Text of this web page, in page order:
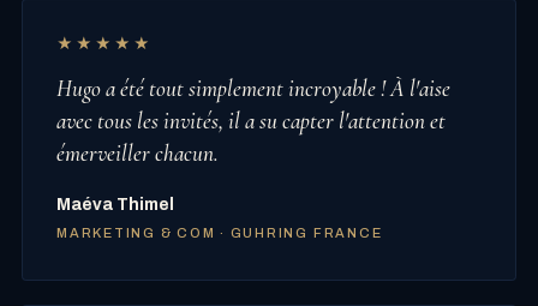
★★★★★
Hugo a été tout simplement incroyable ! À l'aise
avec tous les invités, il a su capter l'attention et
émerveiller chacun.
Maéva Thimel
MARKETING & COM · GUHRING FRANCE